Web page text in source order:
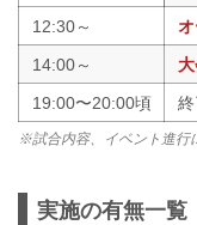
12:30～
14:00～
19:00〜20:00頃
※試合内容、イベント進行
実施の有無一覧